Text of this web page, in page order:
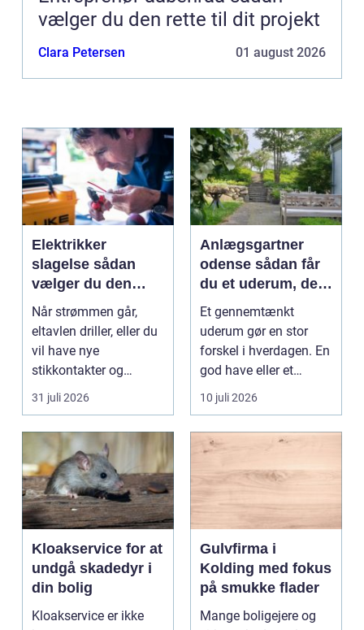
vælger du den rette til dit projekt
Clara Petersen 01 august 2026
Elektrikker
slagelse sådan
vælger du den
rigtige elektriker til
opgaven
Når strømmen går,
eltavlen driller, eller du
vil have nye
stikkontakter og
belysning, er en dygtig
e...
31 juli 2026
Anlægsgartner
odense sådan får
du et uderum, der
holder i mange år
Et gennemtænkt
uderum gør en stor
forskel i hverdagen. En
god have eller et
velplejet fællesareal
gi...
10 juli 2026
Kloakservice for at
undgå skadedyr i
din bolig
Kloakservice er ikke
Gulvfirma i
Kolding med fokus
på smukke flader
Mange boligejere og